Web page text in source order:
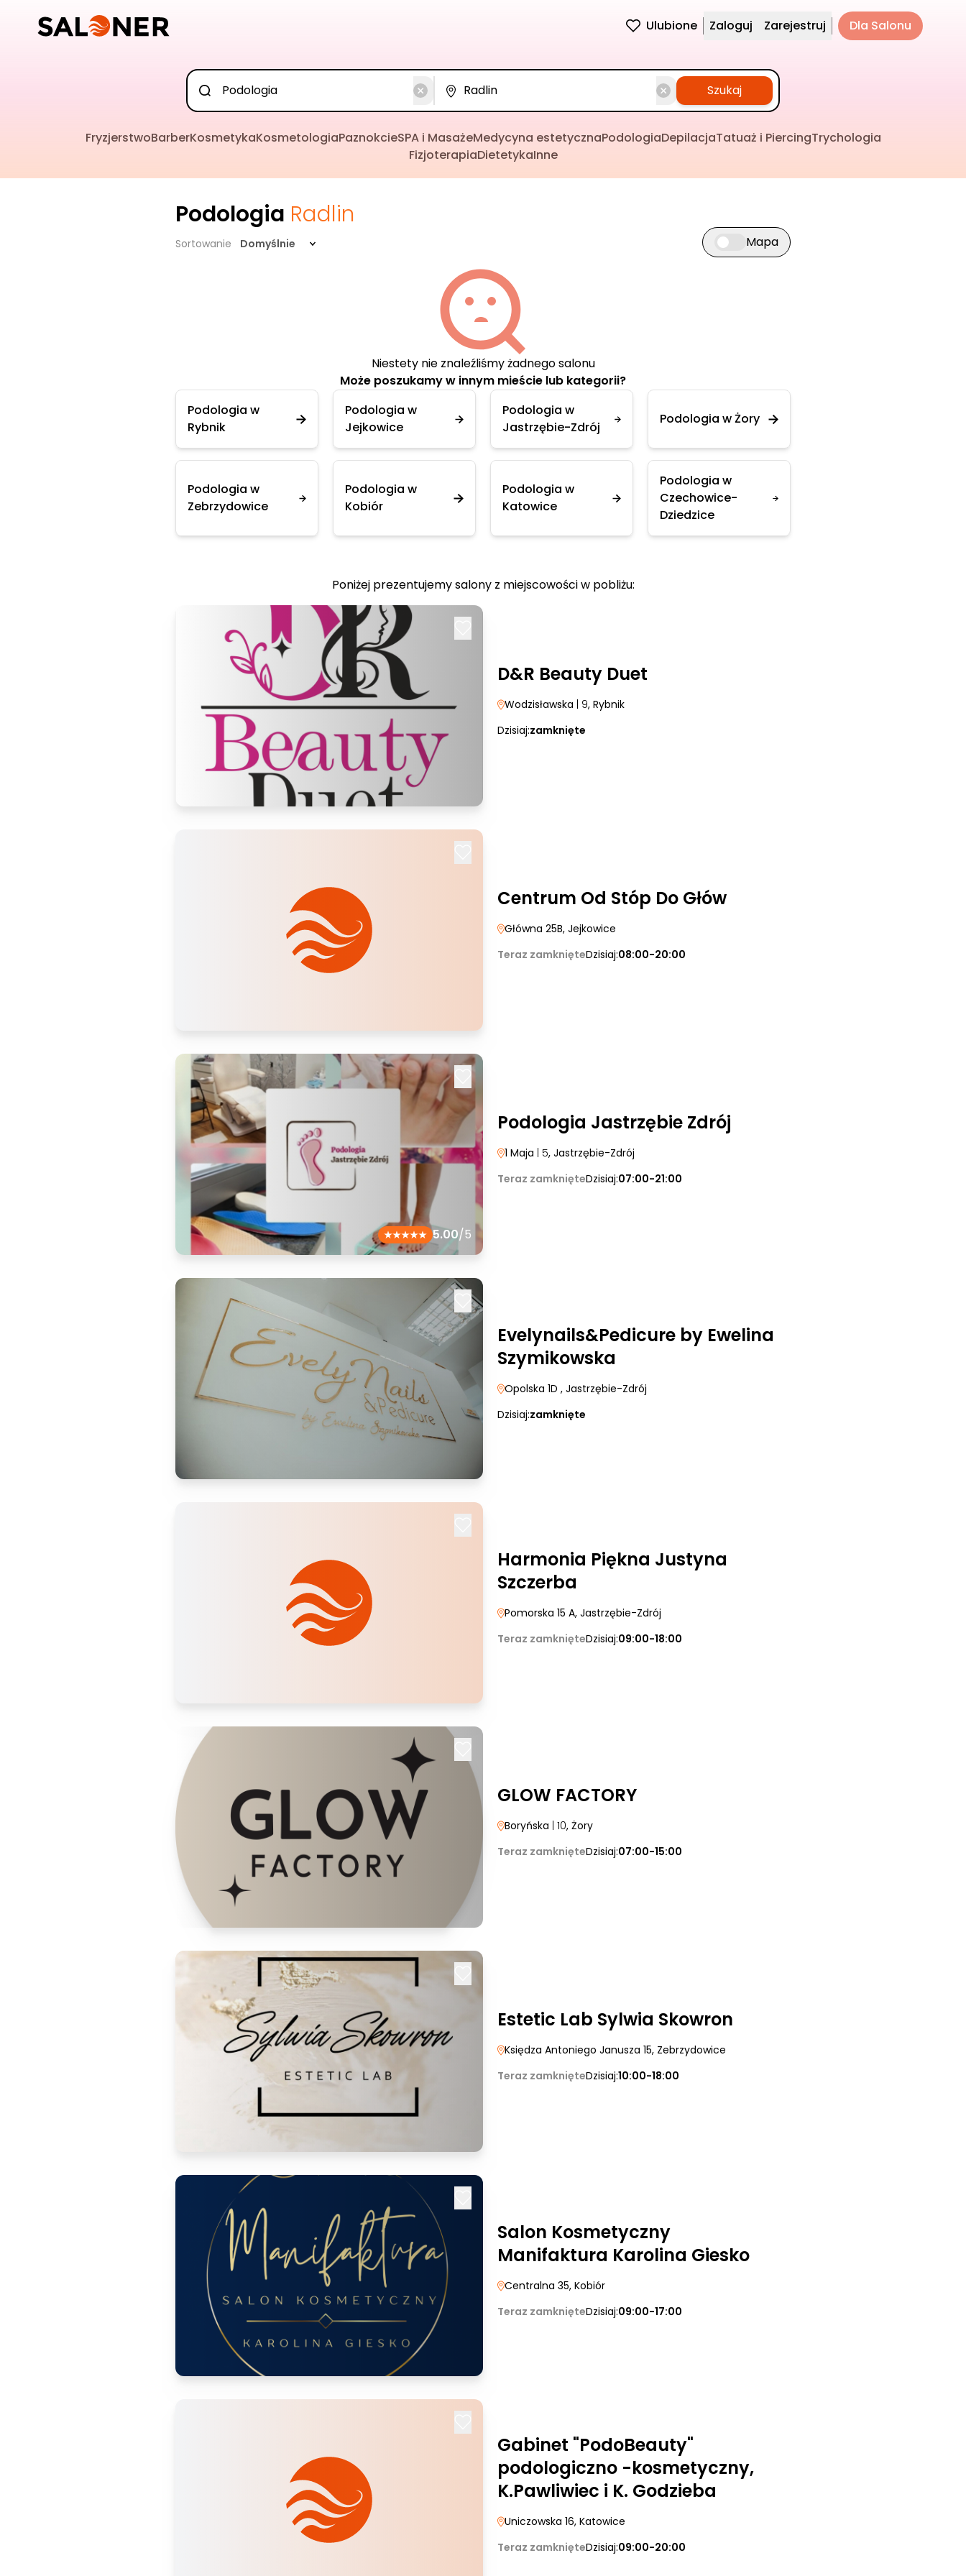
Ulubione Zaloguj Zarejestruj Dla Salonu
Szukaj
FryzjerstwoBarberKosmetykaKosmetologiaPaznokcieSPA i MasażeMedycyna estetycznaPodologiaDepilacjaTatuaż i PiercingTrychologia
FizjoterapiaDietetykaInne
Podologia Radlin
Sortowanie Domyślnie Przełącz widok mapy
Mapa
Niestety nie znaleźliśmy żadnego salonu
Może poszukamy w innym mieście lub kategorii?
Podologia w
Rybnik
Podologia w
Jejkowice
Podologia w
Jastrzębie-Zdrój
Podologia w Żory
Podologia w
Zebrzydowice
Podologia w
Kobiór
Podologia w
Katowice
Podologia w
Czechowice-
Dziedzice
Poniżej prezentujemy salony z miejscowości w pobliżu:
D&R Beauty Duet
Wodzisławska | 9, Rybnik
Dzisiaj:zamknięte
Centrum Od Stóp Do Głów
Główna 25B, Jejkowice
Teraz zamknięteDzisiaj:08:00-20:00
5.00/5
Podologia Jastrzębie Zdrój
1 Maja | 5, Jastrzębie-Zdrój
Teraz zamknięteDzisiaj:07:00-21:00
Evelynails&Pedicure by Ewelina
Szymikowska
Opolska 1D , Jastrzębie-Zdrój
Dzisiaj:zamknięte
Harmonia Piękna Justyna
Szczerba
Pomorska 15 A, Jastrzębie-Zdrój
Teraz zamknięteDzisiaj:09:00-18:00
GLOW FACTORY
Boryńska | 10, Żory
Teraz zamknięteDzisiaj:07:00-15:00
Estetic Lab Sylwia Skowron
Księdza Antoniego Janusza 15, Zebrzydowice
Teraz zamknięteDzisiaj:10:00-18:00
Salon Kosmetyczny
Manifaktura Karolina Giesko
Centralna 35, Kobiór
Teraz zamknięteDzisiaj:09:00-17:00
Gabinet "PodoBeauty"
podologiczno -kosmetyczny,
K.Pawliwiec i K. Godzieba
Uniczowska 16, Katowice
Teraz zamknięteDzisiaj:09:00-20:00